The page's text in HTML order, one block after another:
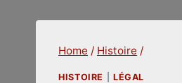
Home / Histoire /
HISTOIRE LÉGAL